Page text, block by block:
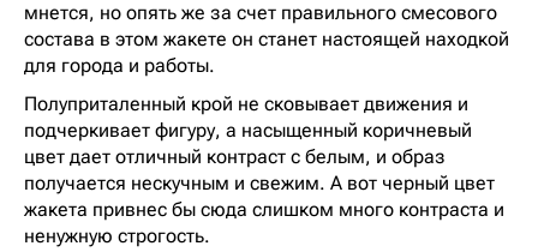
мнется, но опять же за счет правильного смесового
состава в этом жакете он станет настоящей находкой
для города и работы.
Полуприталенный крой не сковывает движения и
подчеркивает фигуру, а насыщенный коричневый
цвет дает отличный контраст с белым, и образ
получается нескучным и свежим. А вот черный цвет
жакета привнес бы сюда слишком много контраста и
ненужную строгость.